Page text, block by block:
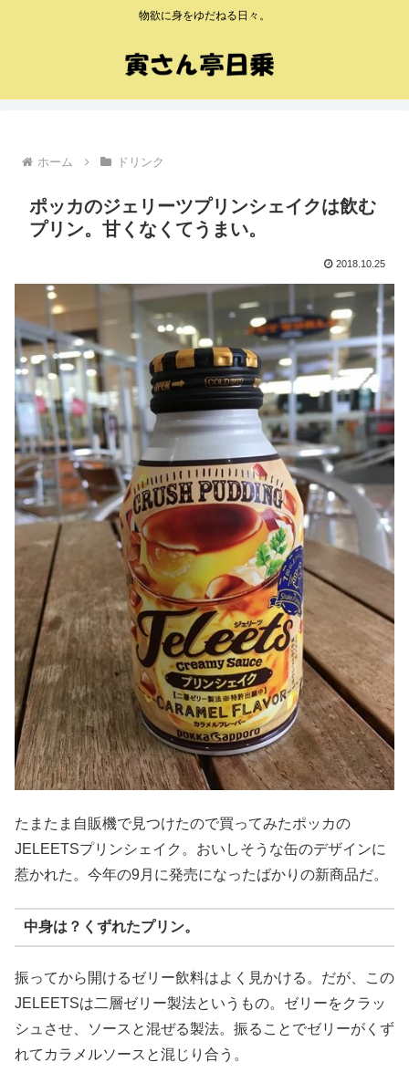
物欲に身をゆだねる日々。
ホーム ドリンク
ポッカのジェリーツプリンシェイクは飲む
プリン。甘くなくてうまい。
2018.10.25
たまたま自販機で見つけたので買ってみたポッカの
JELEETSプリンシェイク。おいしそうな缶のデザインに
惹かれた。今年の9月に発売になったばかりの新商品だ。
中身は？くずれたプリン。
振ってから開けるゼリー飲料はよく見かける。だが、この
JELEETSは二層ゼリー製法というもの。ゼリーをクラッ
シュさせ、ソースと混ぜる製法。振ることでゼリーがくず
れてカラメルソースと混じり合う。